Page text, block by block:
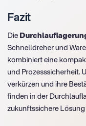
Fazit
Die
Schnelldreher und
kombiniert eine
und Prozesssicherheit.
verkürzen und ihre
finden in der
zukunftssichere Lösung